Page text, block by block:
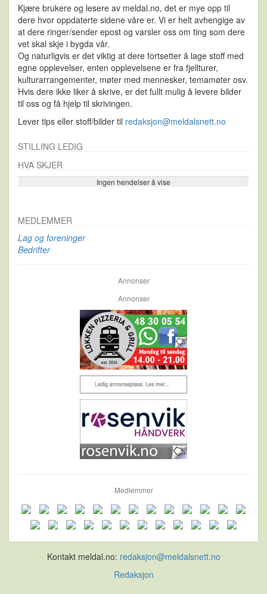
Kjære brukere og lesere av meldal.no, det er mye opp til
dere hvor oppdaterte sidene våre er. Vi er helt avhengige av
at dere ringer/sender epost og varsler oss om ting som dere
vet skal skje i bygda vår.
Og naturligvis er det viktig at dere fortsetter å lage stoff med
egne opplevelser, enten opplevelsene er fra fjellturer,
kulturarrangementer, møter med mennesker, temamøter osv.
Hvis dere ikke liker å skrive, er det fullt mulig å levere bilder
til oss og få hjelp til skrivingen.
Lever tips eller stoff/bilder til redaksjon@meldalsnett.no
STILLING LEDIG
HVA SKJER
Ingen hendelser å vise
Se flere…
MEDLEMMER
Lag og foreninger
Bedrifter
Annonser
Annonser
Medlemmer
Kontakt meldal.no: redaksjon@meldalsnett.no
Redaksjon